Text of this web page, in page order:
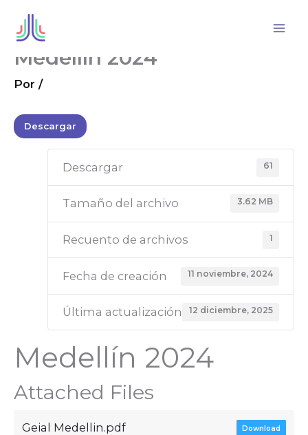
contenido
Medellín 2024
Por /
Descargar
Descargar 61
Tamaño del archivo 3.62 MB
Recuento de archivos 1
Fecha de creación 11 noviembre, 2024
Última actualización 12 diciembre, 2025
Medellín 2024
Attached Files
Geial Medellin.pdf Download